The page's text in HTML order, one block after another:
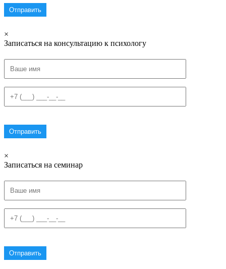
×
Записаться на консультацию к психологу
×
Записаться на семинар